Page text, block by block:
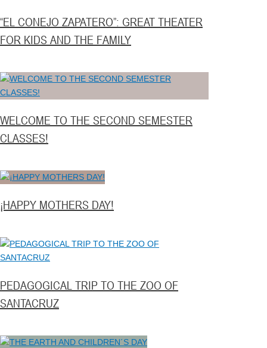
“EL CONEJO ZAPATERO”: GREAT THEATER
FOR KIDS AND THE FAMILY
WELCOME TO THE SECOND SEMESTER
CLASSES!
¡HAPPY MOTHERS DAY!
PEDAGOGICAL TRIP TO THE ZOO OF
SANTACRUZ